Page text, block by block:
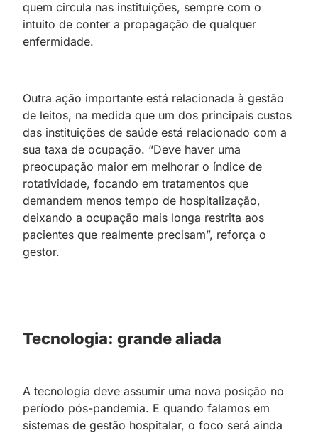
quem circula nas instituições, sempre com o
intuito de conter a propagação de qualquer
enfermidade.
Outra ação importante está relacionada à gestão
de leitos, na medida que um dos principais custos
das instituições de saúde está relacionado com a
sua taxa de ocupação. “Deve haver uma
preocupação maior em melhorar o índice de
rotatividade, focando em tratamentos que
demandem menos tempo de hospitalização,
deixando a ocupação mais longa restrita aos
pacientes que realmente precisam”, reforça o
gestor.
Tecnologia: grande aliada
A tecnologia deve assumir uma nova posição no
período pós-pandemia. E quando falamos em
sistemas de gestão hospitalar, o foco será ainda